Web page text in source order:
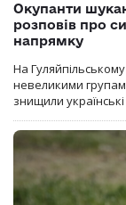
Окупанти
розповів про
напрямку
На
невеликими
знищили українські